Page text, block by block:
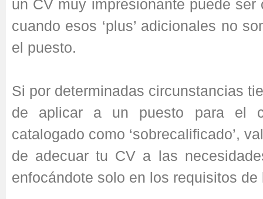
un CV muy impresionante puede ser
cuando esos ‘plus’ adicionales no
el puesto.
Si por determinadas circunstancias
de aplicar a un puesto para el
catalogado como ‘sobrecalificado’,
de adecuar tu CV a las
enfocándote solo en los requisitos de